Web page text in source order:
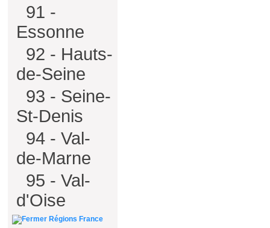
91 -
Essonne
92 - Hauts-
de-Seine
93 - Seine-
St-Denis
94 - Val-
de-Marne
95 - Val-
d'Oise
Régions France